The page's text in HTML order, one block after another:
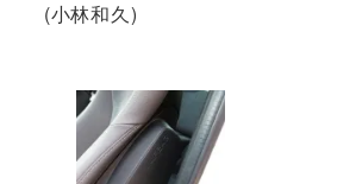
(小林和久)